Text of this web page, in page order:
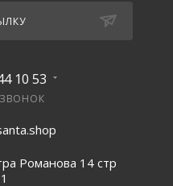
10 53
Романова 14 стр
1